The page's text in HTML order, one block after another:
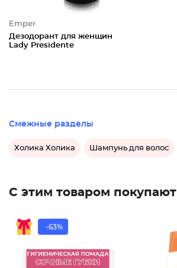
Emper
Дезодорант для женщин
Lady Presidente
Смежные разделы
Холика Холика Шампунь для волос
С этим товаром покупают
-63%